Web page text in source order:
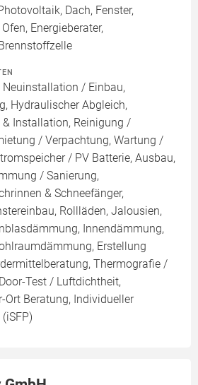
Dach, Fenster,
Energieberater,
Neuinstallation / Einbau,
Hydraulischer Abgleich,
Installation, Reinigung /
/ Verpachtung, Wartung /
/ PV Batterie, Ausbau,
/ Sanierung,
& Schneefänger,
Rollläden, Jalousien,
Innendämmung,
Erstellung
Thermografie /
Test / Luftdichtheit,
Ort Beratung, Individueller